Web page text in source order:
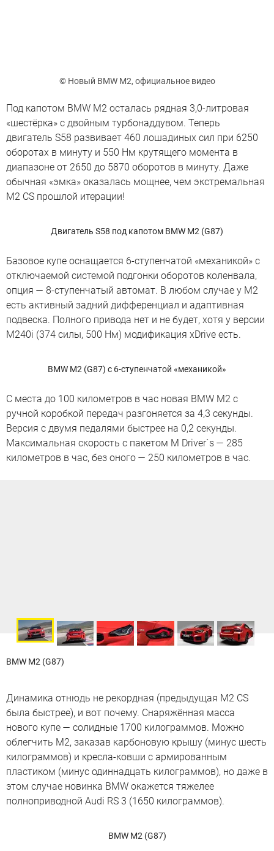
© Новый BMW M2, официальное видео
Под капотом BMW M2 осталась рядная 3,0-литровая
«шестёрка» с двойным турбонаддувом. Теперь
двигатель S58 развивает 460 лошадиных сил при 6250
оборотах в минуту и 550 Нм крутящего момента в
диапазоне от 2650 до 5870 оборотов в минуту. Даже
обычная «эмка» оказалась мощнее, чем экстремальная
M2 CS прошлой итерации!
Двигатель S58 под капотом BMW M2 (G87)
Базовое купе оснащается 6-ступенчатой «механикой» с
отключаемой системой подгонки оборотов коленвала,
опция — 8-ступенчатый автомат. В любом случае у M2
есть активный задний дифференциал и адаптивная
подвеска. Полного привода нет и не будет, хотя у версии
M240i (374 силы, 500 Нм) модификация xDrive есть.
BMW M2 (G87) c 6-ступенчатой «механикой»
С места до 100 километров в час новая BMW M2 с
ручной коробкой передач разгоняется за 4,3 секунды.
Версия с двумя педалями быстрее на 0,2 секунды.
Максимальная скорость с пакетом M Driver`s — 285
километров в час, без оного — 250 километров в час.
BMW M2 (G87)
Динамика отнюдь не рекордная (предыдущая M2 CS
была быстрее), и вот почему. Снаряжённая масса
нового купе — солидные 1700 килограммов. Можно
облегчить M2, заказав карбоновую крышу (минус шесть
килограммов) и кресла-ковши с армированным
пластиком (минус одиннадцать килограммов), но даже в
этом случае новинка BMW окажется тяжелее
полноприводной Audi RS 3 (1650 килограммов).
BMW M2 (G87)